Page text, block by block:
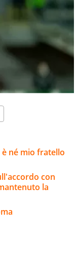
né mio fratello
con
la